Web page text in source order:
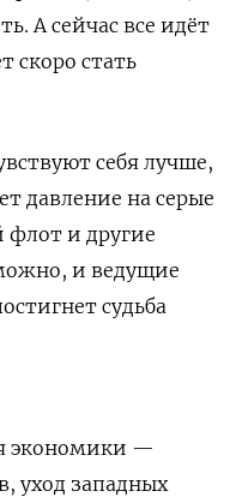
А сейчас все идёт
скоро стать
себя лучше,
давление на серые
флот и другие
и ведущие
судьба
экономики —
уход западных